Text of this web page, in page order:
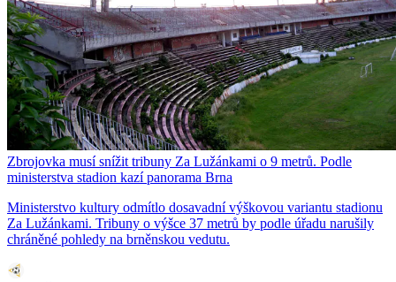
Zbrojovka musí snížit tribuny Za Lužánkami o 9 metrů. Podle
ministerstva stadion kazí panorama Brna
Ministerstvo kultury odmítlo dosavadní výškovou variantu stadionu
Za Lužánkami. Tribuny o výšce 37 metrů by podle úřadu narušily
chráněné pohledy na brněnskou vedutu.